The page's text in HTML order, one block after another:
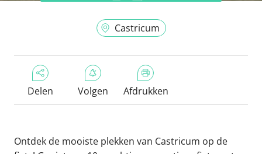
Castricum
Delen Volgen Afdrukken
Ontdek de mooiste plekken van Castricum op de